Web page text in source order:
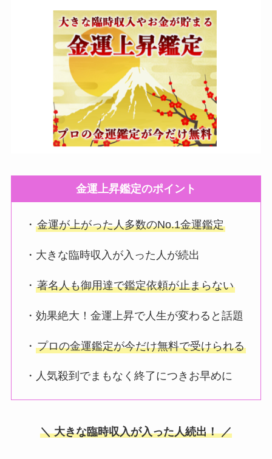
金運上昇鑑定のポイント
・金運が上がった人多数のNo.1金運鑑定
・大きな臨時収入が入った人が続出
・著名人も御用達で鑑定依頼が止まらない
・効果絶大！金運上昇で人生が変わると話題
・プロの金運鑑定が今だけ無料で受けられる
・人気殺到でまもなく終了につきお早めに
＼ 大きな臨時収入が入った人続出！ ／